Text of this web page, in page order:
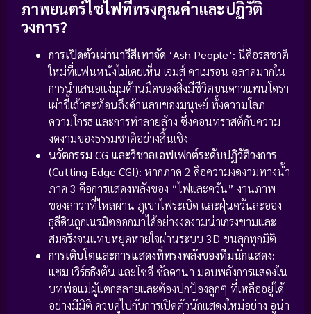
ภาพยนตร์ไซไฟที่ทรงคุณค่าและปฏิวัติ
วงการ?
การเปิดตัวเผ่านาวีสีเทาจัด ‘Ash People’: นี่คือรสชาติ
ใหม่ที่แฟนหนังไม่เคยเห็น เจมส์ คาเมรอน ฉลาดมากใน
การนำเสนอแง่มุมด้านมืดของสิ่งมีชีวิตบนดาวแพนโดรา
เผ่าขี้เถ้าสะท้อนถึงด้านลบของมนุษย์ ทั้งความโลภ
ความโกรธ และการทำลายล้าง ซึ่งคอนทราสต์กับความ
งดงามของธรรมชาติอย่างสิ้นเชิง
นวัตกรรม CG และวิชวลเอฟเฟกต์ระดับปฏิวัติวงการ
(Cutting-Edge CGI): หากภาค 2 คือความงดงามทางน้ำ
ภาค 3 คือการแสดงพลังของ “ไฟและควัน” งานภาพ
ของลาวาที่ไหลผ่าน ภูเขาไฟระเบิด และฝุ่นควันละออง
ธุลีดินถูกเนรมิตออกมาได้อย่างงดงามน่าเกรงขามและ
สมจริงจนแทบหยุดหายใจผ่านระบบ 3D ขนลุกทุกมิติ
การเติบโตและการแสดงที่ทรงพลังของทีมนักแสดง:
แซม เวิร์ธธิงตัน และโซอี ซัลดานา มอบพลังการแสดงใน
บทพ่อแม่ผู้แตกสลายและต้องปกป้องลูกๆ ที่เหลืออยู่ได้
อย่างมีมิติ ควบคู่ไปกับการเปิดตัวนักแสดงใหม่อย่าง อูน่า